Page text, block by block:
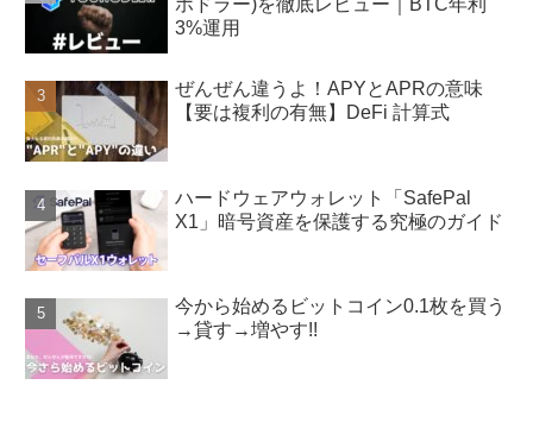
3%運用
ぜんぜん違うよ！APYとAPRの意味
【要は複利の有無】DeFi 計算式
ハードウェアウォレット「SafePal
X1」暗号資産を保護する究極のガイド
今から始めるビットコイン0.1枚を買う
→貸す→増やす!!